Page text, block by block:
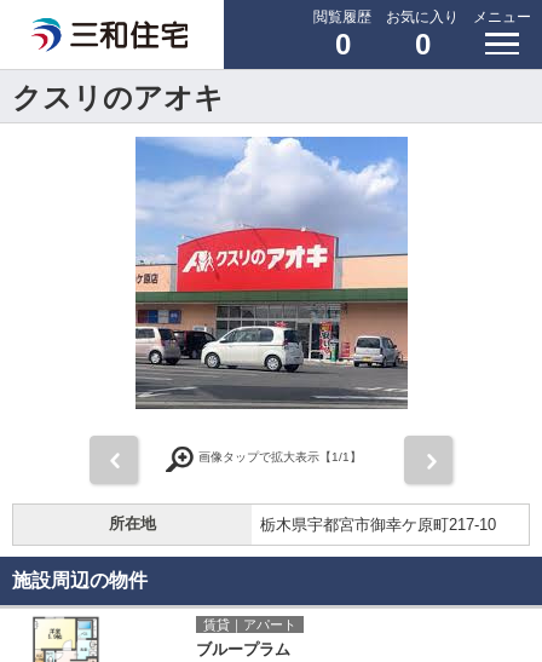
閲覧履歴
0
お気に入り
0
メニュー
クスリのアオキ
画像タップで拡大表示【1/1】
所在地 栃木県宇都宮市御幸ケ原町217-10
施設周辺の物件
賃貸｜アパート
ブループラム